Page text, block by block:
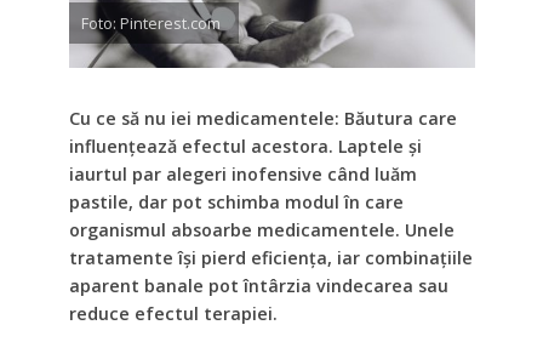
Foto: Pinterest.com
Cu ce să nu iei medicamentele: Băutura care
influențează efectul acestora. Laptele și
iaurtul par alegeri inofensive când luăm
pastile, dar pot schimba modul în care
organismul absoarbe medicamentele. Unele
tratamente își pierd eficiența, iar combinațiile
aparent banale pot întârzia vindecarea sau
reduce efectul terapiei.